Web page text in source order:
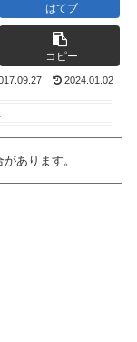
はてブ
コピー
2024.01.02
あります。